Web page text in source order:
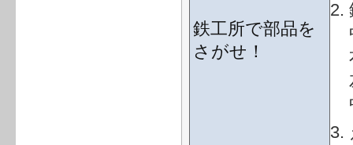
鉄工所で部品を
さがせ！